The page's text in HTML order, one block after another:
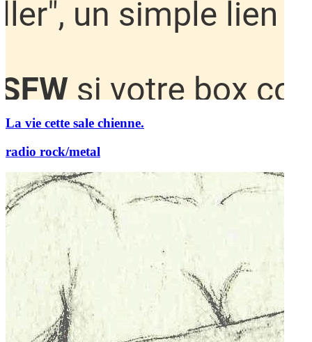
La vie cette sale chienne.
radio rock/metal